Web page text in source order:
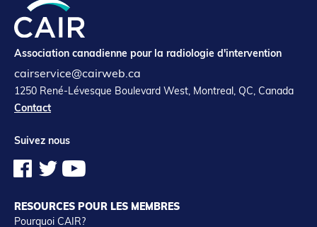
Association canadienne pour la radiologie d'intervention
cairservice@cairweb.ca
1250 René-Lévesque Boulevard West, Montreal, QC, Canada
Contact
Suivez nous
RESOURCES POUR LES MEMBRES
Pourquoi CAIR?